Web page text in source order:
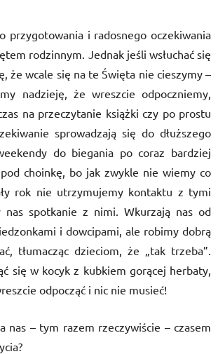
przygotowania i radosnego oczekiwania
rodzinnym. Jednak jeśli wsłuchać się
że wcale się na te Święta nie cieszymy –
nadzieję, że wreszcie odpoczniemy,
na przeczytanie książki czy po prostu
sprowadzają się do dłuższego
do biegania po coraz bardziej
choinkę, bo jak zwykle nie wiemy co
rok nie utrzymujemy kontaktu z tymi
nas spotkanie z nimi. Wkurzają nas od
i dowcipami, ale robimy dobrą
tłumacząc dzieciom, że „tak trzeba”.
się w kocyk z kubkiem gorącej herbaty,
odpocząć i nic nie musieć!
nas – tym razem rzeczywiście – czasem